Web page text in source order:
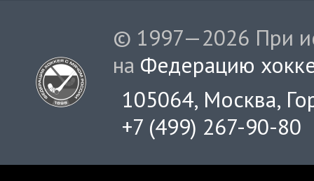
© 1997—2026 При
на Федерацию
105064, Москва,
+7 (499) 267-90-80